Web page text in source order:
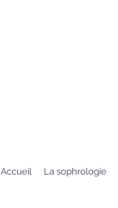
Accueil La sophrologie